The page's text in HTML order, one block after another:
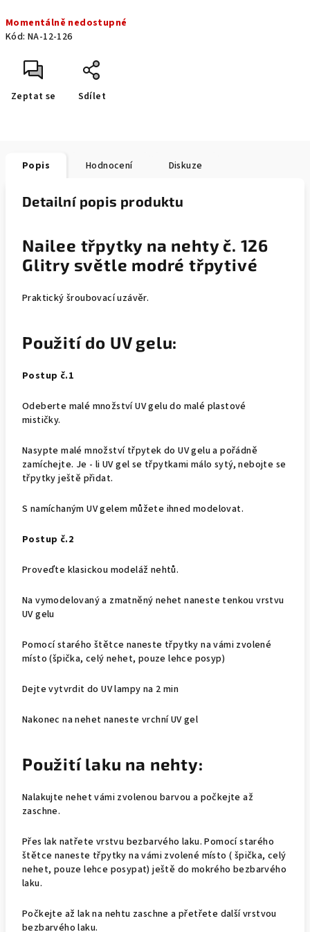
cena:
Momentálně nedostupné
Kód: NA-12-126
Zeptat se Sdílet
Popis Hodnocení Diskuze
Detailní popis produktu
Nailee třpytky na nehty č. 126
Glitry světle modré třpytivé
Praktický šroubovací uzávěr.
Použití do UV gelu:
Postup č.1
Odeberte malé množství UV gelu do malé plastové
mističky.
Nasypte malé množství třpytek do UV gelu a pořádně
zamíchejte. Je - li UV gel se třpytkami málo sytý, nebojte se
třpytky ještě přidat.
S namíchaným UV gelem můžete ihned modelovat.
Postup č.2
Proveďte klasickou modeláž nehtů.
Na vymodelovaný a zmatněný nehet naneste tenkou vrstvu
UV gelu
Pomocí starého štětce naneste třpytky na vámi zvolené
místo (špička, celý nehet, pouze lehce posyp)
Dejte vytvrdit do UV lampy na 2 min
Nakonec na nehet naneste vrchní UV gel
Použití laku na nehty:
Nalakujte nehet vámi zvolenou barvou a počkejte až
zaschne.
Přes lak natřete vrstvu bezbarvého laku. Pomocí starého
štětce naneste třpytky na vámi zvolené místo ( špička, celý
nehet, pouze lehce posypat) ještě do mokrého bezbarvého
laku.
Počkejte až lak na nehtu zaschne a přetřete další vrstvou
bezbarvého laku.